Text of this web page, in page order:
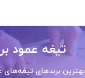
تیغه عمود بر
بهترین برندهای تیغه‌های